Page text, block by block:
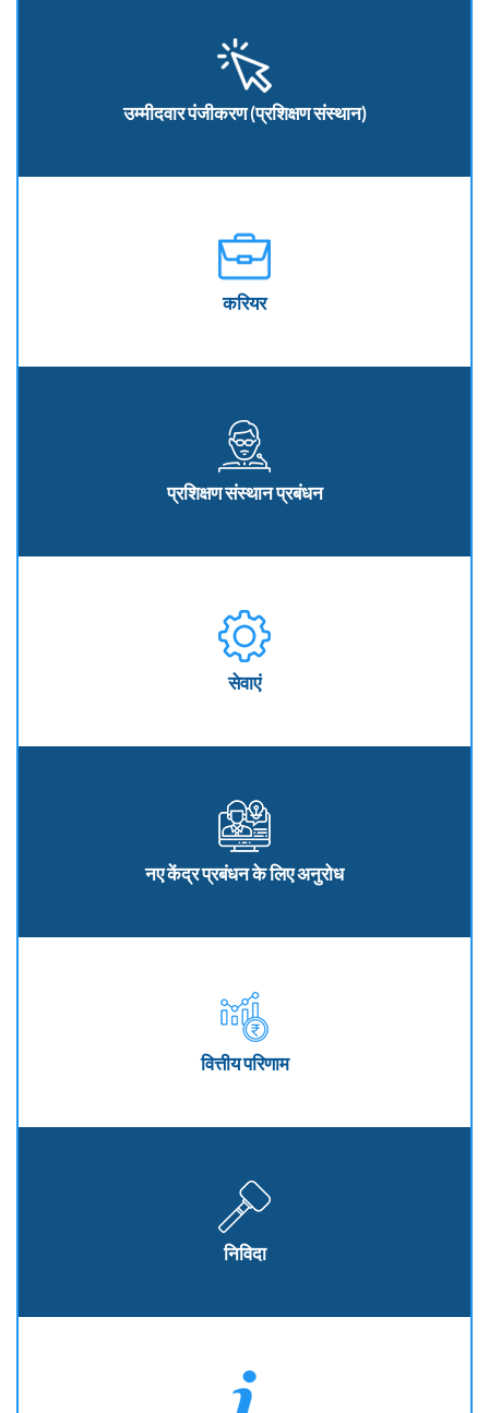
उम्मीदवार पंजीकरण (प्रशिक्षण संस्थान)
करियर
प्रशिक्षण संस्थान प्रबंधन
सेवाएं
नए केंद्र प्रबंधन के लिए अनुरोध
वित्तीय परिणाम
निविदा